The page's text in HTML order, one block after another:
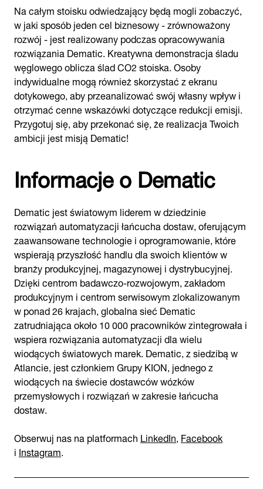
Na całym stoisku odwiedzający będą mogli zobaczyć,
w jaki sposób jeden cel biznesowy - zrównoważony
rozwój - jest realizowany podczas opracowywania
rozwiązania Dematic. Kreatywna demonstracja śladu
węglowego oblicza ślad CO2 stoiska. Osoby
indywidualne mogą również skorzystać z ekranu
dotykowego, aby przeanalizować swój własny wpływ i
otrzymać cenne wskazówki dotyczące redukcji emisji.
Przygotuj się, aby przekonać się, że realizacja Twoich
ambicji jest misją Dematic!
Informacje o Dematic
Dematic jest światowym liderem w dziedzinie
rozwiązań automatyzacji łańcucha dostaw, oferującym
zaawansowane technologie i oprogramowanie, które
wspierają przyszłość handlu dla swoich klientów w
branży produkcyjnej, magazynowej i dystrybucyjnej.
Dzięki centrom badawczo-rozwojowym, zakładom
produkcyjnym i centrom serwisowym zlokalizowanym
w ponad 26 krajach, globalna sieć Dematic
zatrudniająca około 10 000 pracowników zintegrowała i
wspiera rozwiązania automatyzacji dla wielu
wiodących światowych marek. Dematic, z siedzibą w
Atlancie, jest członkiem Grupy KION, jednego z
wiodących na świecie dostawców wózków
przemysłowych i rozwiązań w zakresie łańcucha
dostaw.
Obserwuj nas na platformachLinkedIn,Facebook
iInstagram.